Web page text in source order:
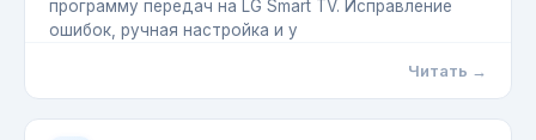
программу передач на LG Smart TV. Исправление
ошибок, ручная настройка и у
Читать →